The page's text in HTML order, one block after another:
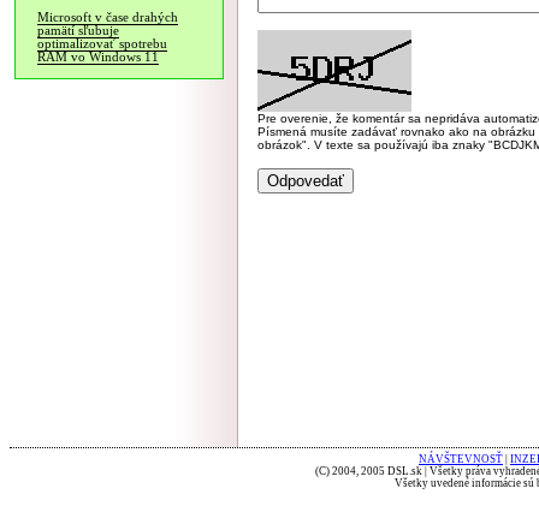
Microsoft v čase drahých
pamätí sľubuje
optimalizovať spotrebu
RAM vo Windows 11
Pre overenie, že komentár sa nepridáva
Písmená musíte zadávať rovnako ako na
obrázok". V texte sa používajú iba znaky
NÁVŠTEVNOSŤ
(C) 2004, 2005 DSL.sk | Všetky práva
Všetky uvedené informácie sú